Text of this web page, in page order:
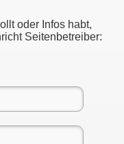
oder Infos habt,
Seitenbetreiber: